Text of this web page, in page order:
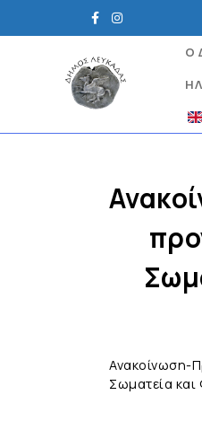
Ο
Ανακοίνωση-
Σωματεία